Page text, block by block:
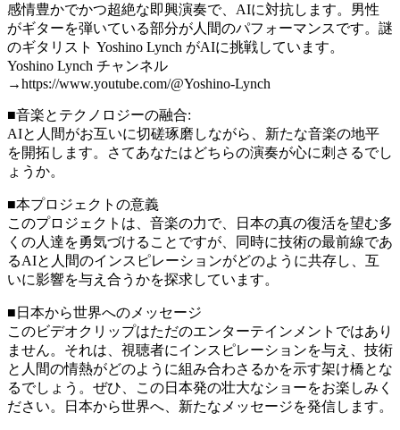
感情豊かでかつ超絶な即興演奏で、AIに対抗します。男性
がギターを弾いている部分が人間のパフォーマンスです。謎
のギタリスト Yoshino Lynch がAIに挑戦しています。
Yoshino Lynch チャンネル
→https://www.youtube.com/@Yoshino-Lynch
■音楽とテクノロジーの融合:
AIと人間がお互いに切磋琢磨しながら、新たな音楽の地平
を開拓します。さてあなたはどちらの演奏が心に刺さるでし
ょうか。
■本プロジェクトの意義
このプロジェクトは、音楽の力で、日本の真の復活を望む多
くの人達を勇気づけることですが、同時に技術の最前線であ
るAIと人間のインスピレーションがどのように共存し、互
いに影響を与え合うかを探求しています。
■日本から世界へのメッセージ
このビデオクリップはただのエンターテインメントではあり
ません。それは、視聴者にインスピレーションを与え、技術
と人間の情熱がどのように組み合わさるかを示す架け橋とな
るでしょう。ぜひ、この日本発の壮大なショーをお楽しみく
ださい。日本から世界へ、新たなメッセージを発信します。